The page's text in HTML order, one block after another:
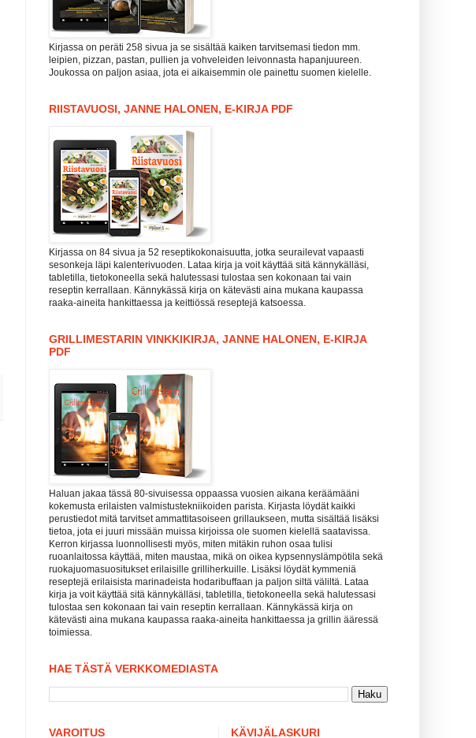
Kirjassa on peräti 258 sivua ja se sisältää kaiken tarvitsemasi tiedon mm.
leipien, pizzan, pastan, pullien ja vohveleiden leivonnasta hapanjuureen.
Joukossa on paljon asiaa, jota ei aikaisemmin ole painettu suomen kielelle.
RIISTAVUOSI, JANNE HALONEN, E-KIRJA PDF
Kirjassa on 84 sivua ja 52 reseptikokonaisuutta, jotka seurailevat vapaasti
sesonkeja läpi kalenterivuoden. Lataa kirja ja voit käyttää sitä kännykälläsi,
tabletilla, tietokoneella sekä halutessasi tulostaa sen kokonaan tai vain
reseptin kerrallaan. Kännykässä kirja on kätevästi aina mukana kaupassa
raaka-aineita hankittaessa ja keittiössä reseptejä katsoessa.
GRILLIMESTARIN VINKKIKIRJA, JANNE HALONEN, E-KIRJA
PDF
Haluan jakaa tässä 80-sivuisessa oppaassa vuosien aikana keräämääni
kokemusta erilaisten valmistustekniikoiden parista. Kirjasta löydät kaikki
perustiedot mitä tarvitset ammattitasoiseen grillaukseen, mutta sisältää lisäksi
tietoa, jota ei juuri missään muissa kirjoissa ole suomen kielellä saatavissa.
Kerron kirjassa luonnollisesti myös, miten mitäkin ruhon osaa tulisi
ruoanlaitossa käyttää, miten maustaa, mikä on oikea kypsennyslämpötila sekä
ruokajuomasuositukset erilaisille grilliherkuille. Lisäksi löydät kymmeniä
reseptejä erilaisista marinadeista hodaribuffaan ja paljon siltä väliltä. Lataa
kirja ja voit käyttää sitä kännykälläsi, tabletilla, tietokoneella sekä halutessasi
tulostaa sen kokonaan tai vain reseptin kerrallaan. Kännykässä kirja on
kätevästi aina mukana kaupassa raaka-aineita hankittaessa ja grillin ääressä
toimiessa.
HAE TÄSTÄ VERKKOMEDIASTA
VAROITUS KÄVIJÄLASKURI